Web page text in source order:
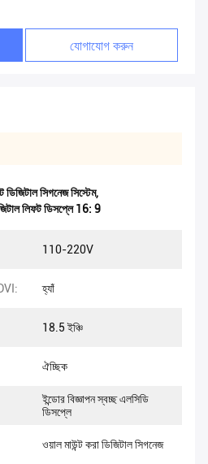
যোগাযোগ করুন
সিগনেজ সিস্টেম,
লিফট ডিসপ্লে 16: 9
110-220V
হ্যাঁ
18.5 ইঞ্চি
ঐচ্ছিক
ইন্ডোর বিজ্ঞাপন স্বচ্ছ এলসিডি
ডিসপ্লে
ওয়াল মাউন্ট করা ডিজিটাল সিগনেজ